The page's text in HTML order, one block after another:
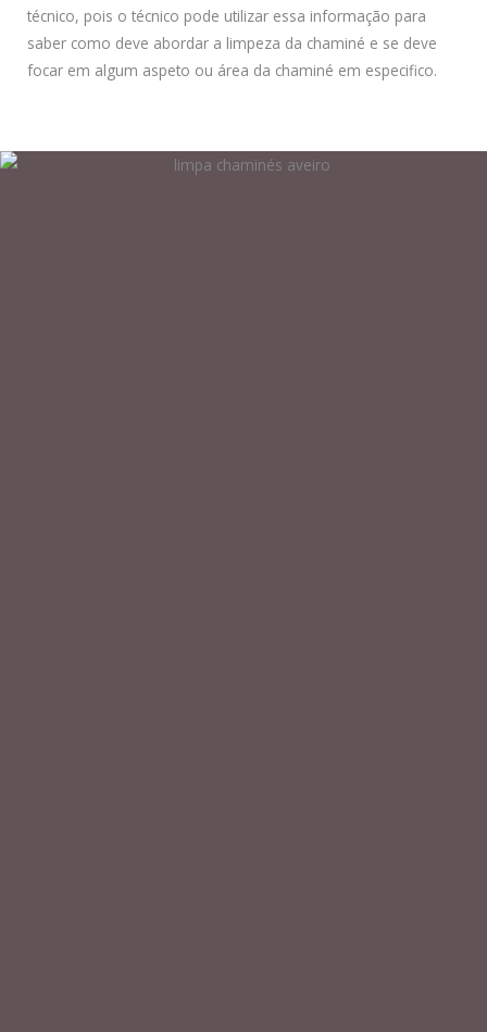
técnico, pois o técnico pode utilizar essa informação para
saber como deve abordar a limpeza da chaminé e se deve
focar em algum aspeto ou área da chaminé em especifico.